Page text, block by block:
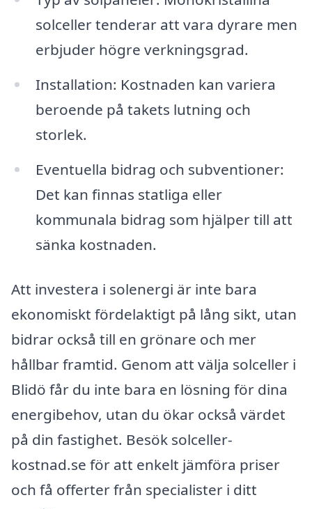
solceller tenderar att vara dyrare men
erbjuder högre verkningsgrad.
Installation: Kostnaden kan variera
beroende på takets lutning och
storlek.
Eventuella bidrag och subventioner:
Det kan finnas statliga eller
kommunala bidrag som hjälper till att
sänka kostnaden.
Att investera i solenergi är inte bara
ekonomiskt fördelaktigt på lång sikt, utan
bidrar också till en grönare och mer
hållbar framtid. Genom att välja solceller i
Blidö får du inte bara en lösning för dina
energibehov, utan du ökar också värdet
på din fastighet. Besök solceller-
kostnad.se för att enkelt jämföra priser
och få offerter från specialister i ditt